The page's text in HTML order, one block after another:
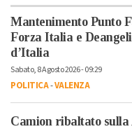
Mantenimento Punto
Forza Italia e
d’Italia
Sabato, 8 Agosto 2026 - 09:29
POLITICA-VALENZA
Camion ribaltato sulla